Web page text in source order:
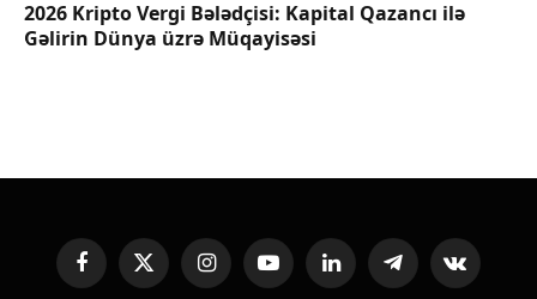
2026 Kripto Vergi Bələdçisi: Kapital Qazancı ilə
Gəlirin Dünya üzrə Müqayisəsi
FacebookX
InstagramYouTubeLinkedInTelegramVKontakte